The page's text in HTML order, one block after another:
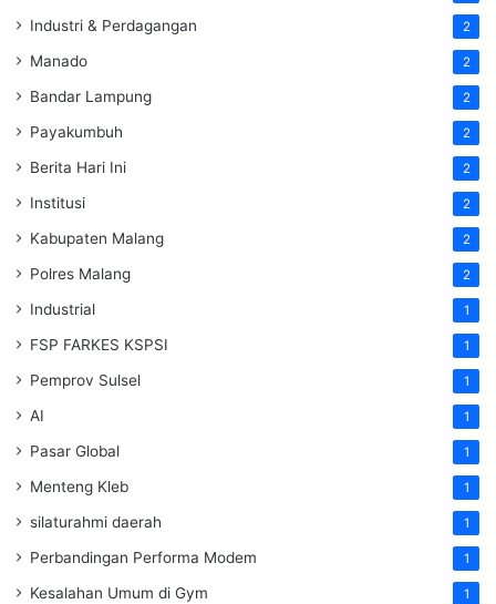
Industri & Perdagangan 2
Manado 2
Bandar Lampung 2
Payakumbuh 2
Berita Hari Ini 2
Institusi 2
Kabupaten Malang 2
Polres Malang 2
Industrial 1
FSP FARKES KSPSI 1
Pemprov Sulsel 1
AI 1
Pasar Global 1
Menteng Kleb 1
silaturahmi daerah 1
Perbandingan Performa Modem 1
Kesalahan Umum di Gym 1